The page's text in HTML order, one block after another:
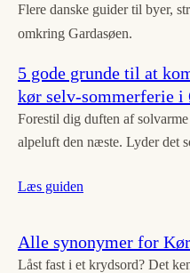
Flere danske guider til byer,
omkring Gardasøen.
5 gode grunde til at
kør selv-sommerferie
Forestil dig duften af
alpeluft den næste. Lyder det
Læs guiden
Alle synonymer for
Låst fast i et krydsord? Det